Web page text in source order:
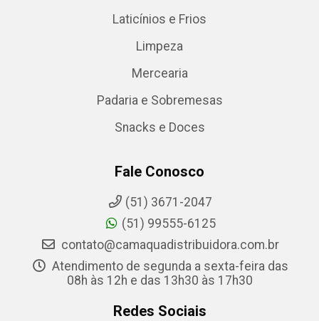
Laticínios e Frios
Limpeza
Mercearia
Padaria e Sobremesas
Snacks e Doces
Fale Conosco
(51) 3671-2047
(51) 99555-6125
contato@camaquadistribuidora.com.br
Atendimento de segunda a sexta-feira das
08h às 12h e das 13h30 às 17h30
Redes Sociais